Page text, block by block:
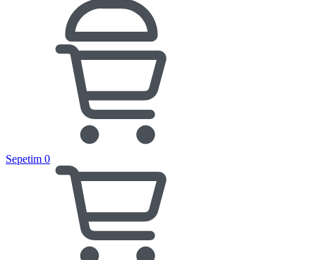
Sepetim 0